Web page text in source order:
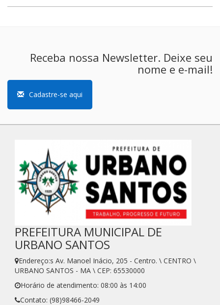
Receba nossa Newsletter. Deixe seu
nome e e-mail!
Cadastre-se aqui
PREFEITURA MUNICIPAL DE
URBANO SANTOS
Endereço:s Av. Manoel Inácio, 205 - Centro. \ CENTRO \
URBANO SANTOS - MA \ CEP: 65530000
Horário de atendimento: 08:00 às 14:00
Contato: (98)98466-2049